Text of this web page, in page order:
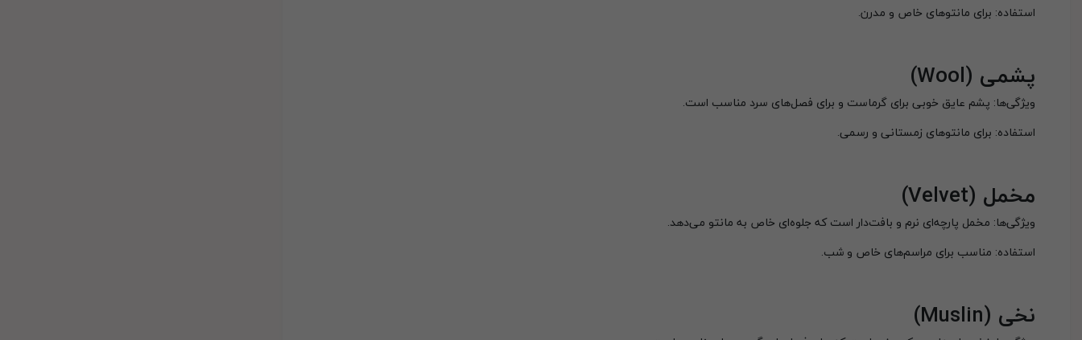
استفاده: برای مانتوهای خاص و مدرن.
پشمی (Wool)
ویژگی‌ها: پشم عایق خوبی برای گرماست و برای فصل‌های سرد مناسب است.
استفاده: برای مانتوهای زمستانی و رسمی.
مخمل (Velvet)
ویژگی‌ها: مخمل پارچه‌ای نرم و بافت‌دار است که جلوه‌ای خاص به مانتو می‌دهد.
استفاده: مناسب برای مراسم‌های خاص و شب.
نخی (Muslin)